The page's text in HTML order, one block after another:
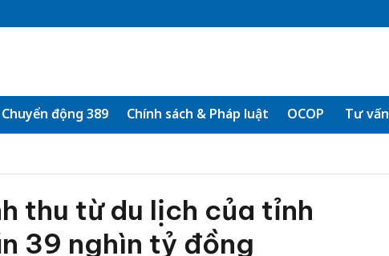
Chuyển động 389 Chính sách & Pháp luật OCOP Tư vấn
thu từ du lịch của tỉnh
39 nghìn tỷ đồng